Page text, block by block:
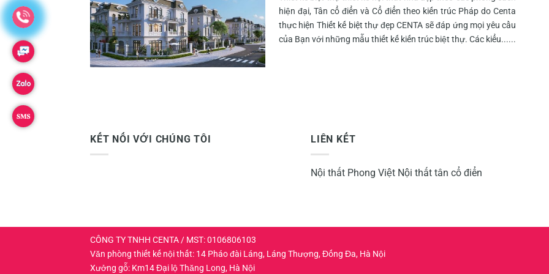
hiện đại, Tân cổ điển và Cổ điển theo kiến trúc Pháp do Centa
thực hiện Thiết kế biệt thự đẹp CENTA sẽ đáp ứng mọi yêu cầu
của Bạn với những mẫu thiết kế kiến trúc biệt thự. Các kiểu......
KẾT NỐI VỚI CHÚNG TÔI LIÊN KẾT
Nội thất Phong Việt Nội thất tân cổ điển
CÔNG TY TNHH CENTA / MST: 0106806103
Văn phòng thiết kế nội thất: 14 Pháo đài Láng, Láng Thượng, Đống Đa, Hà Nội
Xưởng gỗ: Km14 Đại lộ Thăng Long, Hà Nội